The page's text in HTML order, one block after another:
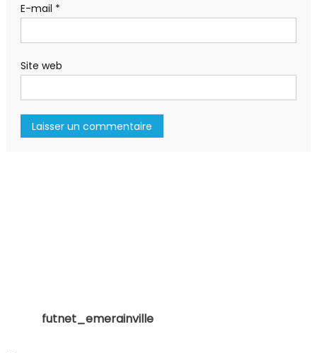
E-mail *
Site web
futnet_emerainville